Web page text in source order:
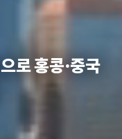
으로 홍콩·중국